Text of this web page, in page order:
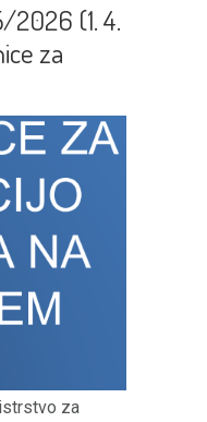
2026 (1. 4.
za
za